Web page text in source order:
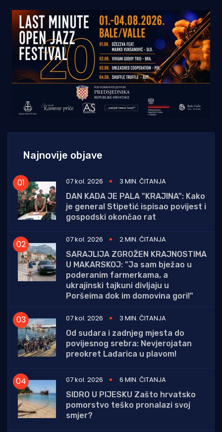
Najnovije objave
07 kol. 2026
3 MIN. ČITANJA
DAN KADA JE PALA "KRAJINA": Kako
je general Stipetić ispisao povijest i
gospodski okončao rat
07 kol. 2026
2 MIN. ČITANJA
SARAJLIJA ZGROŽEN KRAJNOSTIMA
U MAKARSKOJ: "Ja sam bježao u
poderanim farmerkama, a
ukrajinski tajkuni divljaju u
Poršeima dok im domovina gori!"
07 kol. 2026
3 MIN. ČITANJA
Od sudara i zadnjeg mjesta do
povijesnog srebra: Nevjerojatan
preokret Lađarica u plavom!
07 kol. 2026
6 MIN. ČITANJA
SIDRO U PIJESKU Zašto hrvatsko
pomorstvo teško pronalazi svoj
smjer?